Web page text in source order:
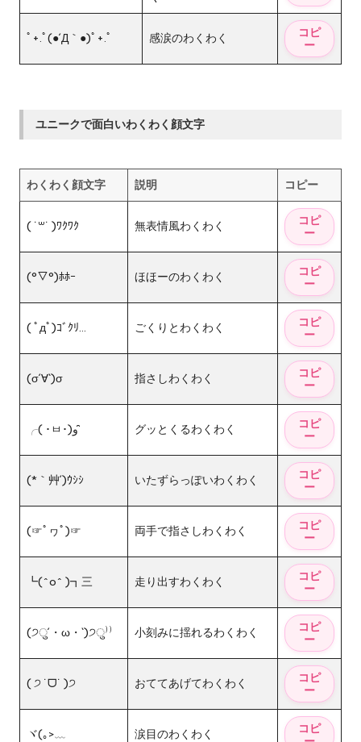
ﾟ+.ﾟ(●´Д｀●)ﾟ+.ﾟ 感涙のわくわく
ユニークで面白いわくわく顔文字
わくわく顔文字 説明 コピー
( ˙꒳​˙ )ﾜｸﾜｸ 無表情風わくわく
(°▽°)ﾎﾎｰ ほほーのわくわく
( ﾟдﾟ)ｺﾞｸﾘ… ごくりとわくわく
(σ´∀`)σ 指さしわくわく
╭( ･ㅂ･)و ̑̑ グッとくるわくわく
(*｀艸´)ｳｼｼ いたずらっぽいわくわく
(☞ﾟヮﾟ)☞ 両手で指さしわくわく
┗(^o^ )┓三 走り出すわくわく
(੭ु´・ω・`)੭ु⁾⁾ 小刻みに揺れるわくわく
( ੭ ˙ᗜ˙ )੭ おててあげてわくわく
ヾ(｡>﹏ 涙目のわくわく